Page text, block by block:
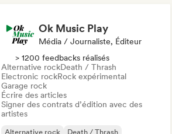
Ok Music Play
Média / Journaliste, Éditeur
> 1200 feedbacks réalisés
Alternative rockDeath / Thrash
Electronic rockRock expérimental
Garage rock
Écrire des articles
Signer des contrats d’édition avec des
artistes
Alternative rock
Death / Thrash